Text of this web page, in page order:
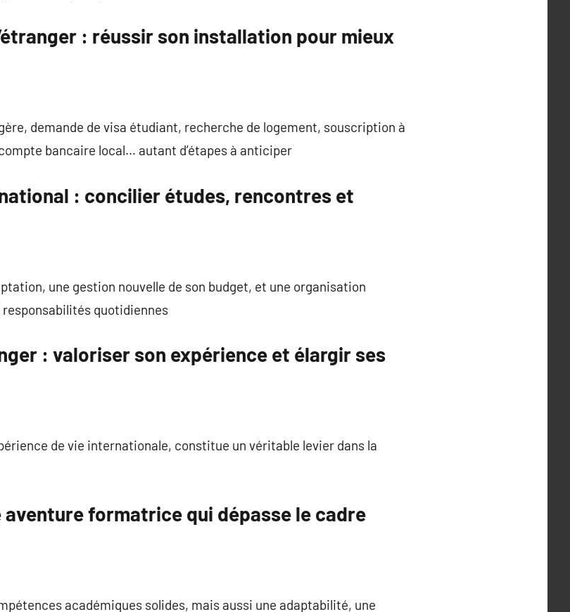
: réussir son installation pour mieux
demande de visa étudiant, recherche de logement, souscription à
bancaire local… autant d’étapes à anticiper
: concilier études, rencontres et
une gestion nouvelle de son budget, et une organisation
quotidiennes
: valoriser son expérience et élargir ses
de vie internationale, constitue un véritable levier dans la
aventure formatrice qui dépasse le cadre
académiques solides, mais aussi une adaptabilité, une